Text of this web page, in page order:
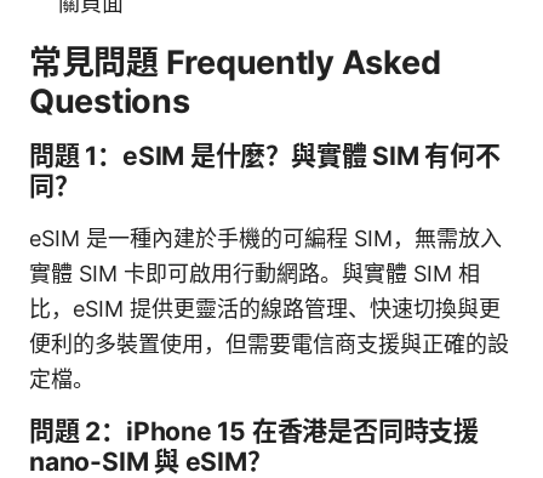
常見問題 Frequently Asked
Questions
問題 1：eSIM 是什麼？與實體 SIM 有何不
同？
eSIM 是一種內建於手機的可編程 SIM，無需放入
實體 SIM 卡即可啟用行動網路。與實體 SIM 相
比，eSIM 提供更靈活的線路管理、快速切換與更
便利的多裝置使用，但需要電信商支援與正確的設
定檔。
問題 2：iPhone 15 在香港是否同時支援
nano-SIM 與 eSIM？